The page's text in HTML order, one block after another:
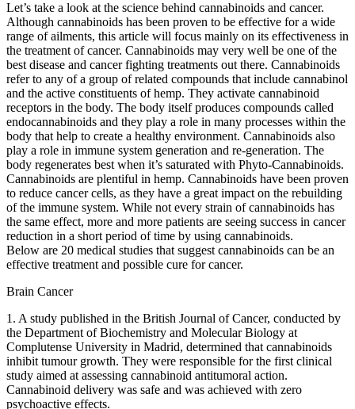
Let’s take a look at the science behind cannabinoids and cancer.
Although cannabinoids has been proven to be effective for a wide
range of ailments, this article will focus mainly on its effectiveness in
the treatment of cancer. Cannabinoids may very well be one of the
best disease and cancer fighting treatments out there. Cannabinoids
refer to any of a group of related compounds that include cannabinol
and the active constituents of hemp. They activate cannabinoid
receptors in the body. The body itself produces compounds called
endocannabinoids and they play a role in many processes within the
body that help to create a healthy environment. Cannabinoids also
play a role in immune system generation and re-generation. The
body regenerates best when it’s saturated with Phyto-Cannabinoids.
Cannabinoids are plentiful in hemp. Cannabinoids have been proven
to reduce cancer cells, as they have a great impact on the rebuilding
of the immune system. While not every strain of cannabinoids has
the same effect, more and more patients are seeing success in cancer
reduction in a short period of time by using cannabinoids.
Below are 20 medical studies that suggest cannabinoids can be an
effective treatment and possible cure for cancer.
Brain Cancer
1. A study published in the British Journal of Cancer, conducted by
the Department of Biochemistry and Molecular Biology at
Complutense University in Madrid, determined that cannabinoids
inhibit tumour growth. They were responsible for the first clinical
study aimed at assessing cannabinoid antitumoral action.
Cannabinoid delivery was safe and was achieved with zero
psychoactive effects.